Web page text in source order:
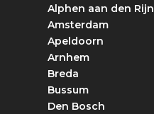
Alphen aan den Rijn
Amsterdam
Apeldoorn
Arnhem
Breda
Bussum
Den Bosch